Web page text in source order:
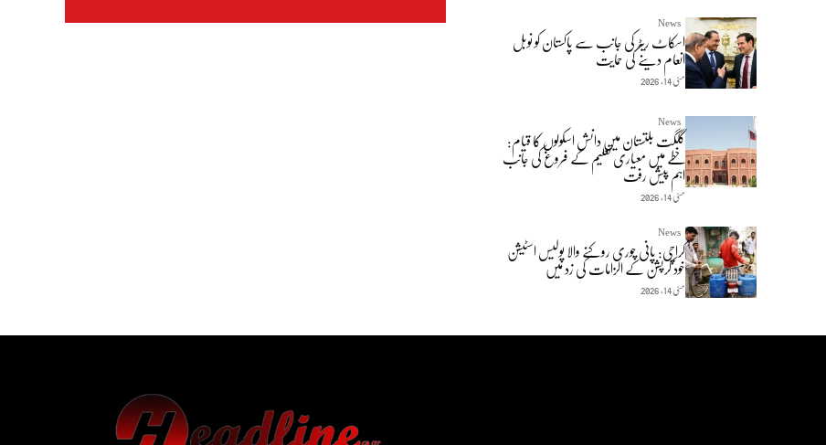
News
اسکاٹ ریٹر کی جانب سے پاکستان کو نوبل
انعام دینے کی حمایت
مئی 14, 2026
News
گلگت بلتستان میں دانش اسکولوں کا قیام:
خطے میں معیاری تعلیم کے فروغ کی جانب
اہم پیش رفت
مئی 14, 2026
News
کراچی: پانی چوری روکنے والا پولیس اسٹیشن
خود کرپشن کے الزامات کی زد میں
مئی 14, 2026